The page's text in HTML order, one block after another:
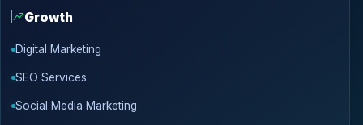
Growth
Digital Marketing
SEO Services
Social Media Marketing